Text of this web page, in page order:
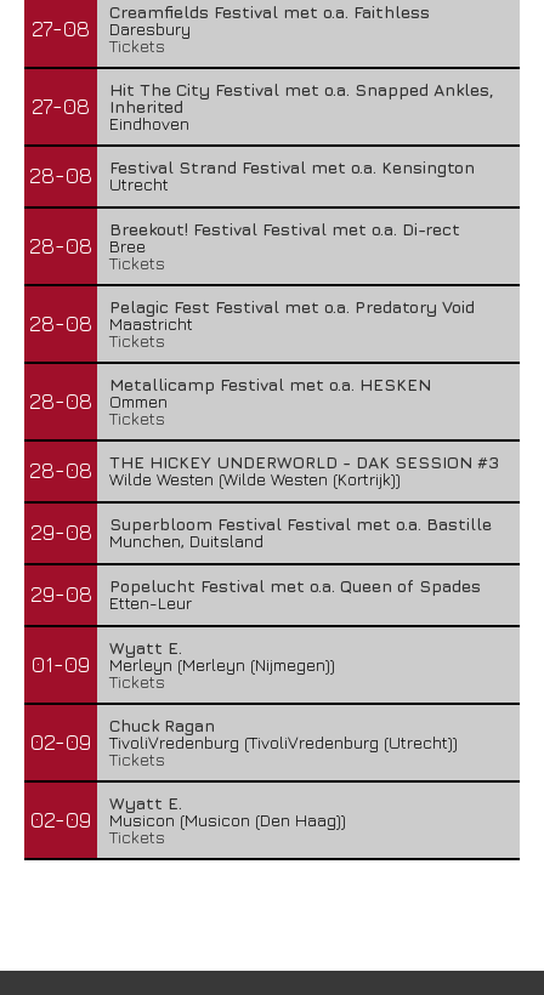
27-08
Creamfields Festival met o.a. Faithless
Daresbury
Tickets
27-08
Hit The City Festival met o.a. Snapped Ankles,
Inherited
Eindhoven
28-08
Festival Strand Festival met o.a. Kensington
Utrecht
28-08
Breekout! Festival Festival met o.a. Di-rect
Bree
Tickets
28-08
Pelagic Fest Festival met o.a. Predatory Void
Maastricht
Tickets
28-08
Metallicamp Festival met o.a. HESKEN
Ommen
Tickets
28-08
THE HICKEY UNDERWORLD - DAK SESSION #3
Wilde Westen (Wilde Westen (Kortrijk))
29-08
Superbloom Festival Festival met o.a. Bastille
Munchen, Duitsland
29-08
Popelucht Festival met o.a. Queen of Spades
Etten-Leur
01-09
Wyatt E.
Merleyn (Merleyn (Nijmegen))
Tickets
02-09
Chuck Ragan
TivoliVredenburg (TivoliVredenburg (Utrecht))
Tickets
02-09
Wyatt E.
Musicon (Musicon (Den Haag))
Tickets